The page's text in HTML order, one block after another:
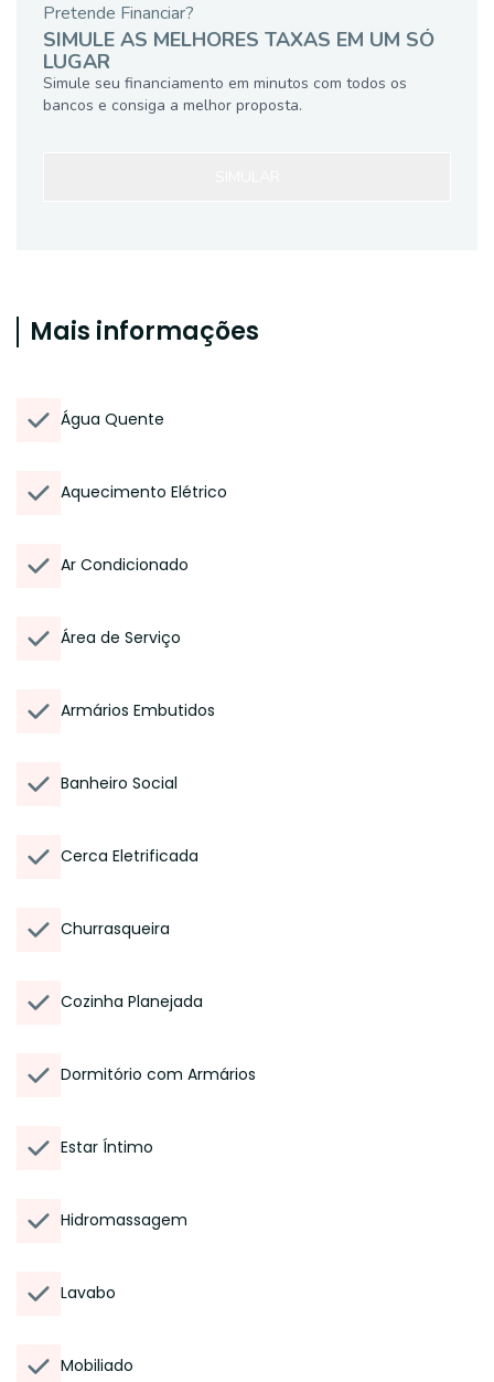
Pretende Financiar?
SIMULE AS MELHORES TAXAS EM UM SÓ
LUGAR
Simule seu financiamento em minutos com todos os
bancos e consiga a melhor proposta.
Mais informações
Água Quente
Aquecimento Elétrico
Ar Condicionado
Área de Serviço
Armários Embutidos
Banheiro Social
Cerca Eletrificada
Churrasqueira
Cozinha Planejada
Dormitório com Armários
Estar Íntimo
Hidromassagem
Lavabo
Mobiliado